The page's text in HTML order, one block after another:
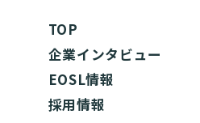
TOP
企業インタビュー
EOSL情報
採用情報